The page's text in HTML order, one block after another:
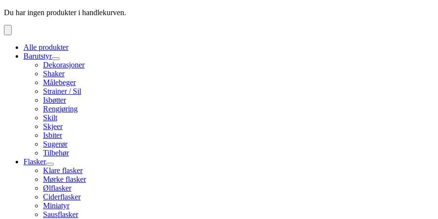
Du har ingen produkter i handlekurven.
Alle produkter
Barutstyr
Dekorasjoner
Shaker
Målebeger
Strainer / Sil
Isbøtter
Rengjøring
Skilt
Skjeer
Isbiter
Sugerør
Tilbehør
Flasker
Klare flasker
Mørke flasker
Ølflasker
Ciderflasker
Miniatyr
Sausflasker